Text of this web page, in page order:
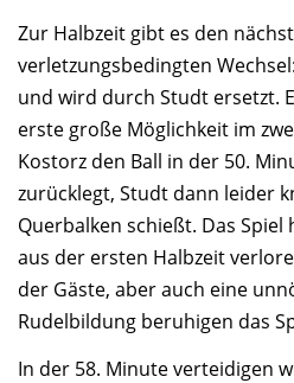
Zur Halbzeit gibt es den
verletzungsbedingten
und wird durch Studt ersetzt.
erste große Möglichkeit im
Kostorz den Ball in der 50.
zurücklegt, Studt dann leider
Querbalken schießt. Das
aus der ersten Halbzeit
der Gäste, aber auch eine
Rudelbildung beruhigen das
In der 58. Minute verteidigen